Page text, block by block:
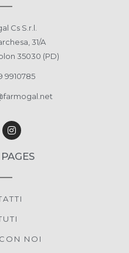
PD 35020
PD 35020
Cs S.r.l.
31/A
35030 (PD)
9910785
NOI